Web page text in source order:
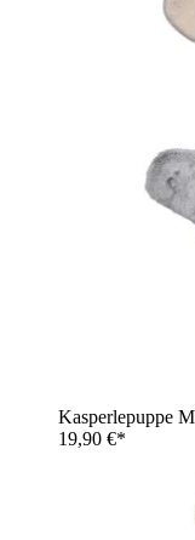
Kasperlepuppe
19,90 €*